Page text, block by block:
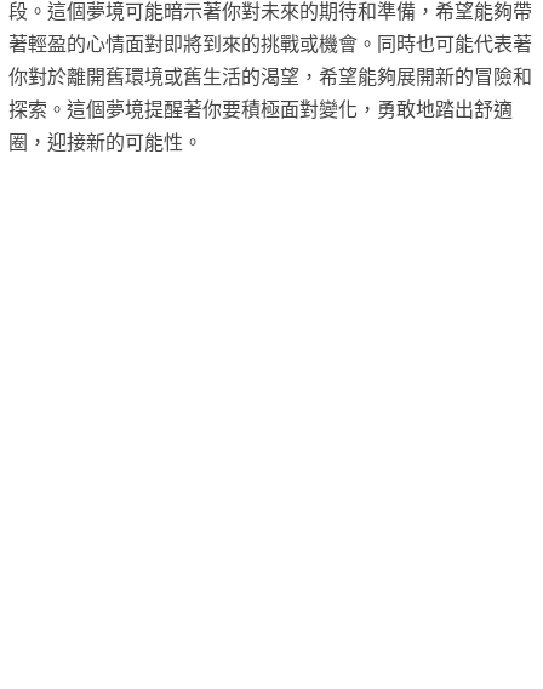
段。這個夢境可能暗示著你對未來的期待和準備，希望能夠帶
著輕盈的心情面對即將到來的挑戰或機會。同時也可能代表著
你對於離開舊環境或舊生活的渴望，希望能夠展開新的冒險和
探索。這個夢境提醒著你要積極面對變化，勇敢地踏出舒適
圈，迎接新的可能性。